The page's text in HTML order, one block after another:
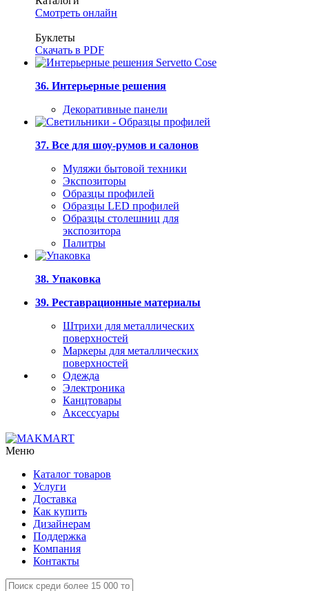
Смотреть онлайн
Буклеты
Скачать в PDF
36. Интерьерные решения
Декоративные панели
37. Все для шоу-румов и салонов
Муляжи бытовой техники
Экспозиторы
Образцы профилей
Образцы LED профилей
Образцы столешниц для
экспозитора
Палитры
38. Упаковка
39. Реставрационные материалы
Штрихи для металлических
поверхностей
Маркеры для металлических
поверхностей
Одежда
Электроника
Канцтовары
Аксессуары
Меню
Каталог товаров
Услуги
Доставка
Как купить
Дизайнерам
Поддержка
Компания
Контакты